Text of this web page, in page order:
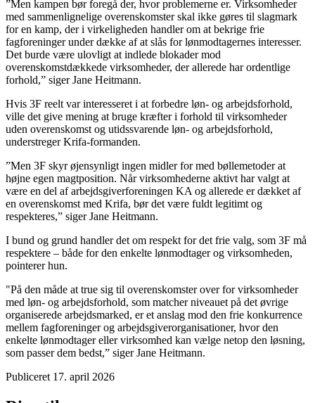
”Men kampen bør foregå der, hvor problemerne er. Virksomheder
med sammenlignelige overenskomster skal ikke gøres til slagmark
for en kamp, der i virkeligheden handler om at bekrige frie
fagforeninger under dække af at slås for lønmodtagernes interesser.
Det burde være ulovligt at indlede blokader mod
overenskomstdækkede virksomheder, der allerede har ordentlige
forhold,” siger Jane Heitmann.
Hvis 3F reelt var interesseret i at forbedre løn- og arbejdsforhold,
ville det give mening at bruge kræfter i forhold til virksomheder
uden overenskomst og utidssvarende løn- og arbejdsforhold,
understreger Krifa-formanden.
”Men 3F skyr øjensynligt ingen midler for med bøllemetoder at
højne egen magtposition. Når virksomhederne aktivt har valgt at
være en del af arbejdsgiverforeningen KA og allerede er dækket af
en overenskomst med Krifa, bør det være fuldt legitimt og
respekteres,” siger Jane Heitmann.
I bund og grund handler det om respekt for det frie valg, som 3F må
respektere – både for den enkelte lønmodtager og virksomheden,
pointerer hun.
"På den måde at true sig til overenskomster over for virksomheder
med løn- og arbejdsforhold, som matcher niveauet på det øvrige
organiserede arbejdsmarked, er et anslag mod den frie konkurrence
mellem fagforeninger og arbejdsgiverorganisationer, hvor den
enkelte lønmodtager eller virksomhed kan vælge netop den løsning,
som passer dem bedst,” siger Jane Heitmann.
Publiceret 17. april 2026